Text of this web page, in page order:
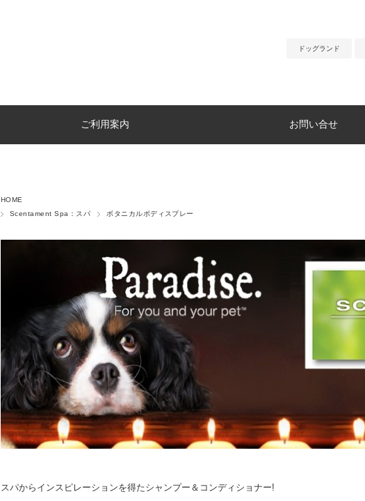
ドッグランド
ご利用案内 お問い合せ
HOME
Scentament Spa：スパ
ボタニカルボディスプレー
スパからインスピレーションを得たシャンプー＆コンディショナー!